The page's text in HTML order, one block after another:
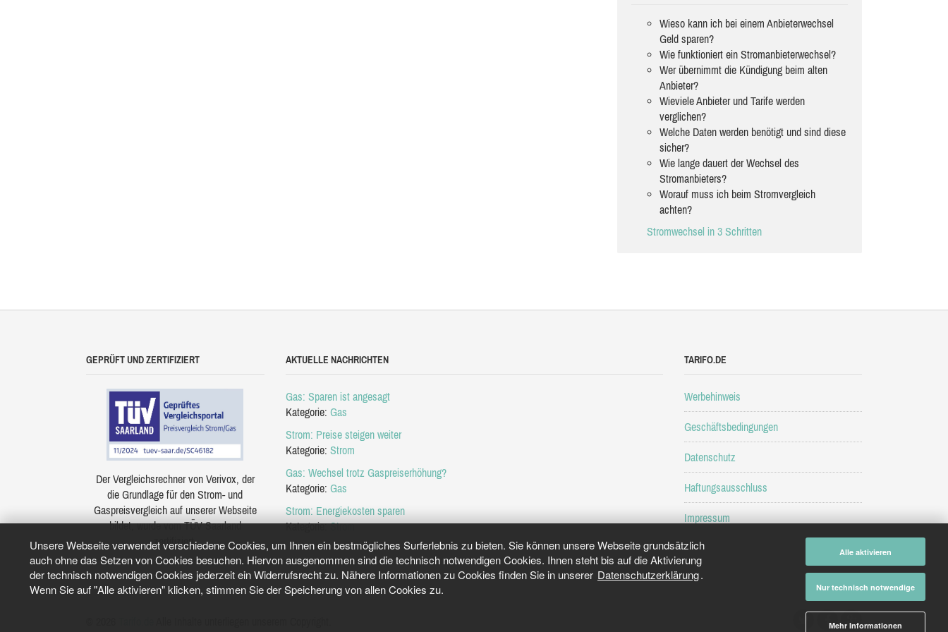
Unsere Webseite verwendet verschiedene Cookies, um Ihnen ein bestmögliches Surferlebnis zu bieten. Sie können unsere Webseite grundsätzlich
auch ohne das Setzen von Cookies besuchen. Hiervon ausgenommen sind die technisch notwendigen Cookies. Ihnen steht bis auf die Aktivierung
der technisch notwendigen Cookies jederzeit ein Widerrufsrecht zu. Nähere Informationen zu Cookies finden Sie in unserer Datenschutzerklärung.
Wenn Sie auf "Alle aktivieren" klicken, stimmen Sie der Speicherung von allen Cookies zu.
Alle aktivieren
Nur technisch notwendige
Mehr Informationen
Wieso kann ich bei einem Anbieterwechsel
Geld sparen?
Wie funktioniert ein Stromanbieterwechsel?
Wer übernimmt die Kündigung beim alten
Anbieter?
Wieviele Anbieter und Tarife werden
verglichen?
Welche Daten werden benötigt und sind diese
sicher?
Wie lange dauert der Wechsel des
Stromanbieters?
Worauf muss ich beim Stromvergleich
achten?
Stromwechsel in 3 Schritten
GEPRÜFT UND ZERTIFIZIERT
Der Vergleichsrechner von Verivox, der
die Grundlage für den Strom- und
Gaspreisvergleich auf unserer Webseite
bildet, wurde vom TÜV Saarland
zertifiziert.
AKTUELLE NACHRICHTEN
Gas: Sparen ist angesagt
Kategorie: Gas
Strom: Preise steigen weiter
Kategorie: Strom
Gas: Wechsel trotz Gaspreiserhöhung?
Kategorie: Gas
Strom: Energiekosten sparen
Kategorie:Strom
TARIFO.DE
Werbehinweis
Geschäftsbedingungen
Datenschutz
Haftungsausschluss
Impressum